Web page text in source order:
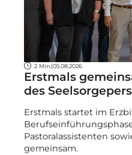
2 Min. |05.08.2026
Erstmals
des
Erstmals startet im
Pastoralassistenten
gemeinsam.